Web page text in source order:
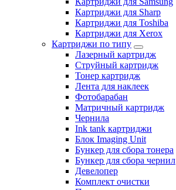
Картриджи для Sharp
Картриджи для Toshiba
Картриджи для Xerox
Картриджи по типу
Лазерный картридж
Струйный картридж
Тонер картридж
Лента для наклеек
Фотобарабан
Матричный картридж
Чернила
Ink tank картриджи
Блок Imaging Unit
Бункер для сбора тонера
Бункер для сбора чернил
Девелопер
Комплект очистки